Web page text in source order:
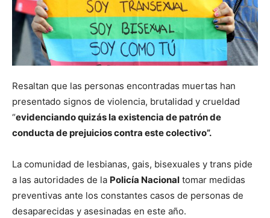
Resaltan que las personas encontradas muertas han
presentado signos de violencia, brutalidad y crueldad
“evidenciando quizás la existencia de patrón de
conducta de prejuicios contra este colectivo”.
La comunidad de lesbianas, gais, bisexuales y trans pide
a las autoridades de la Policía Nacional tomar medidas
preventivas ante los constantes casos de personas de
desaparecidas y asesinadas en este año.